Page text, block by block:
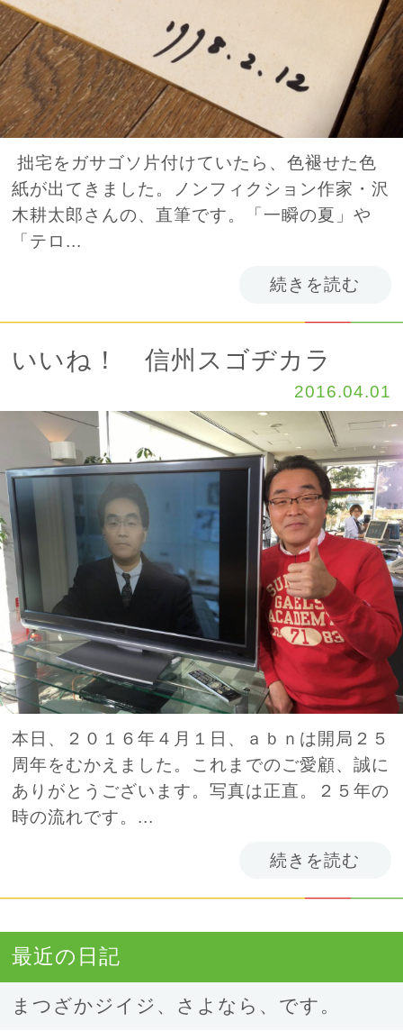
拙宅をガサゴソ片付けていたら、色褪せた色
紙が出てきました。ノンフィクション作家・沢
木耕太郎さんの、直筆です。「一瞬の夏」や
「テロ...
続きを読む
いいね！ 信州スゴヂカラ
2016.04.01
本日、２０１６年４月１日、ａｂｎは開局２５
周年をむかえました。これまでのご愛顧、誠に
ありがとうございます。写真は正直。２５年の
時の流れです。...
続きを読む
最近の日記
まつざかジイジ、さよなら、です。